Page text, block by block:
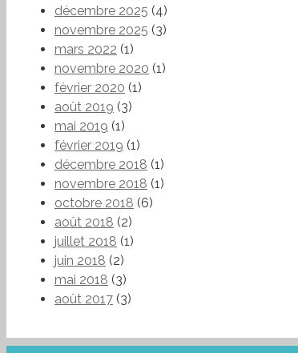
décembre 2025 (4)
novembre 2025 (3)
mars 2022 (1)
novembre 2020 (1)
février 2020 (1)
août 2019 (3)
mai 2019 (1)
février 2019 (1)
décembre 2018 (1)
novembre 2018 (1)
octobre 2018 (6)
août 2018 (2)
juillet 2018 (1)
juin 2018 (2)
mai 2018 (3)
août 2017 (3)